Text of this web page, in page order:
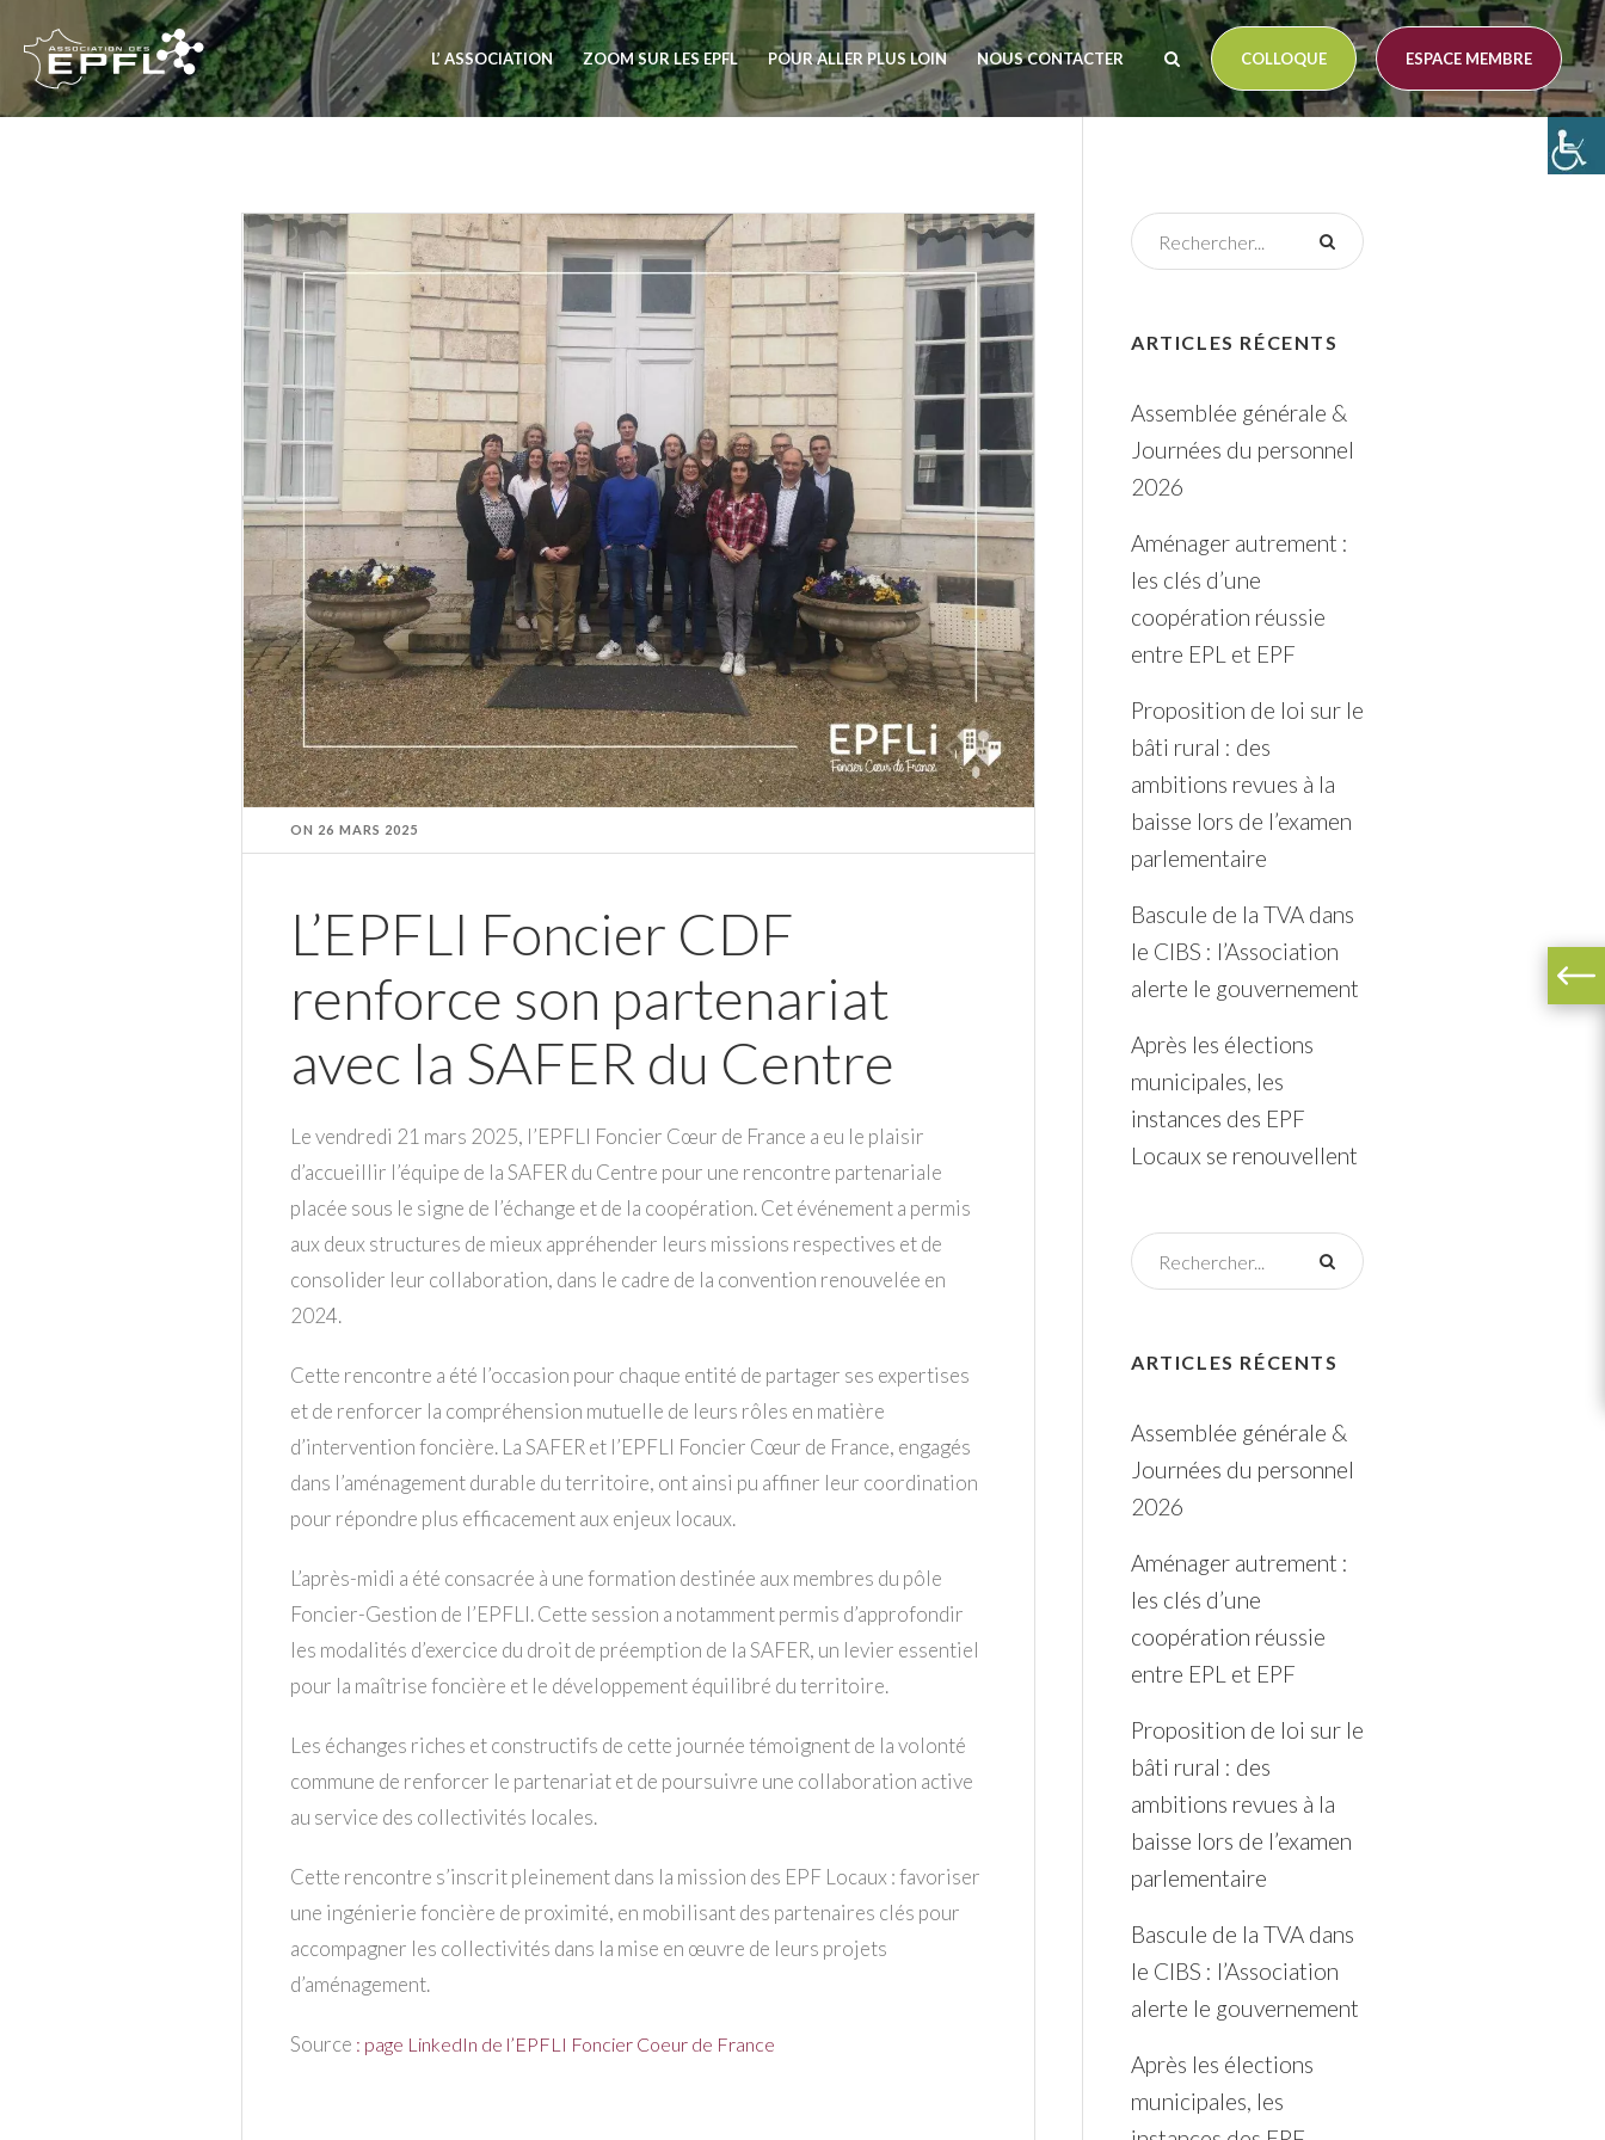
COLLOQUE ESPACE MEMBRE
L’ ASSOCIATION ZOOM SUR LES EPFL POUR ALLER PLUS LOIN NOUS CONTACTER
ON 26 MARS 2025
L’EPFLI Foncier CDF
renforce son partenariat
avec la SAFER du Centre
Le vendredi 21 mars 2025, l’EPFLI Foncier Cœur de France a eu le plaisir
d’accueillir l’équipe de la SAFER du Centre pour une rencontre partenariale
placée sous le signe de l’échange et de la coopération. Cet événement a permis
aux deux structures de mieux appréhender leurs missions respectives et de
consolider leur collaboration, dans le cadre de la convention renouvelée en
2024.
Cette rencontre a été l’occasion pour chaque entité de partager ses expertises
et de renforcer la compréhension mutuelle de leurs rôles en matière
d’intervention foncière. La SAFER et l’EPFLI Foncier Cœur de France, engagés
dans l’aménagement durable du territoire, ont ainsi pu affiner leur coordination
pour répondre plus efficacement aux enjeux locaux.
L’après-midi a été consacrée à une formation destinée aux membres du pôle
Foncier-Gestion de l’EPFLI. Cette session a notamment permis d’approfondir
les modalités d’exercice du droit de préemption de la SAFER, un levier essentiel
pour la maîtrise foncière et le développement équilibré du territoire.
Les échanges riches et constructifs de cette journée témoignent de la volonté
commune de renforcer le partenariat et de poursuivre une collaboration active
au service des collectivités locales.
Cette rencontre s’inscrit pleinement dans la mission des EPF Locaux : favoriser
une ingénierie foncière de proximité, en mobilisant des partenaires clés pour
accompagner les collectivités dans la mise en œuvre de leurs projets
d’aménagement.
Source : page LinkedIn de l’EPFLI Foncier Coeur de France
ARTICLES RÉCENTS
Assemblée générale &
Journées du personnel
2026
Aménager autrement :
les clés d’une
coopération réussie
entre EPL et EPF
Proposition de loi sur le
bâti rural : des
ambitions revues à la
baisse lors de l’examen
parlementaire
Bascule de la TVA dans
le CIBS : l’Association
alerte le gouvernement
Après les élections
municipales, les
instances des EPF
Locaux se renouvellent
ARTICLES RÉCENTS
Assemblée générale &
Journées du personnel
2026
Aménager autrement :
les clés d’une
coopération réussie
entre EPL et EPF
Proposition de loi sur le
bâti rural : des
ambitions revues à la
baisse lors de l’examen
parlementaire
Bascule de la TVA dans
le CIBS : l’Association
alerte le gouvernement
Après les élections
municipales, les